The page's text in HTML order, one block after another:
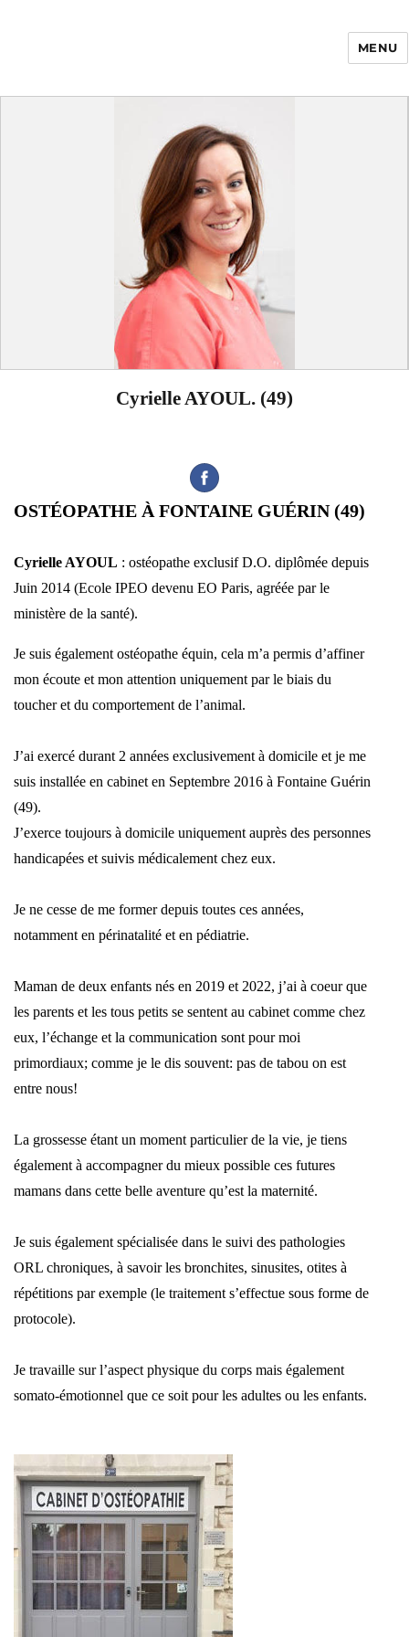
Enfance Made in
France
MENU
Cyrielle AYOUL. (49)
OSTÉOPATHE À FONTAINE GUÉRIN (49)
Cyrielle AYOUL : ostéopathe exclusif D.O. diplômée depuis
Juin 2014 (Ecole IPEO devenu EO Paris, agréée par le
ministère de la santé).
Je suis également ostéopathe équin, cela m’a permis d’affiner
mon écoute et mon attention uniquement par le biais du
toucher et du comportement de l’animal.
J’ai exercé durant 2 années exclusivement à domicile et je me
suis installée en cabinet en Septembre 2016 à Fontaine Guérin
(49).
J’exerce toujours à domicile uniquement auprès des personnes
handicapées et suivis médicalement chez eux.
Je ne cesse de me former depuis toutes ces années,
notamment en périnatalité et en pédiatrie.
Maman de deux enfants nés en 2019 et 2022, j’ai à coeur que
les parents et les tous petits se sentent au cabinet comme chez
eux, l’échange et la communication sont pour moi
primordiaux; comme je le dis souvent: pas de tabou on est
entre nous!
La grossesse étant un moment particulier de la vie, je tiens
également à accompagner du mieux possible ces futures
mamans dans cette belle aventure qu’est la maternité.
Je suis également spécialisée dans le suivi des pathologies
ORL chroniques, à savoir les bronchites, sinusites, otites à
répétitions par exemple (le traitement s’effectue sous forme de
protocole).
Je travaille sur l’aspect physique du corps mais également
somato-émotionnel que ce soit pour les adultes ou les enfants.